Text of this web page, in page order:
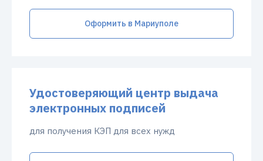
Оформить в Мариуполе
Удостоверяющий центр выдача
электронных подписей
для получения КЭП для всех нужд